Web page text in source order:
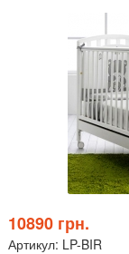
10890 грн.
Артикул: LP-BIR